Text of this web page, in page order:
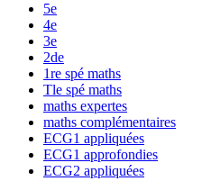
5e
4e
3e
2de
1re spé maths
Tle spé maths
maths expertes
maths complémentaires
ECG1 appliquées
ECG1 approfondies
ECG2 appliquées